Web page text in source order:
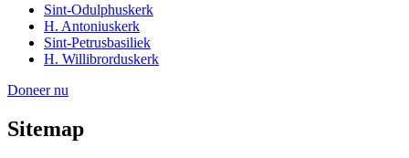
Sint-Odulphuskerk
H. Antoniuskerk
Sint-Petrusbasiliek
H. Willibrorduskerk
Doneer nu
Sitemap